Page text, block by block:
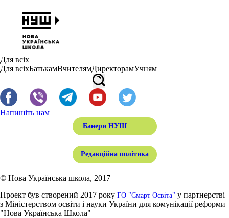
Для всіх
Для всіхБатькамВчителямДиректорамУчням
Напишіть нам
Банери НУШ
Редакційна політика
© Нова Українська школа, 2017
Проект був створений 2017 року ГО "Смарт Освіта" у партнерстві
з Міністерством освіти і науки України для комунікації реформи
"Нова Українська Школа"